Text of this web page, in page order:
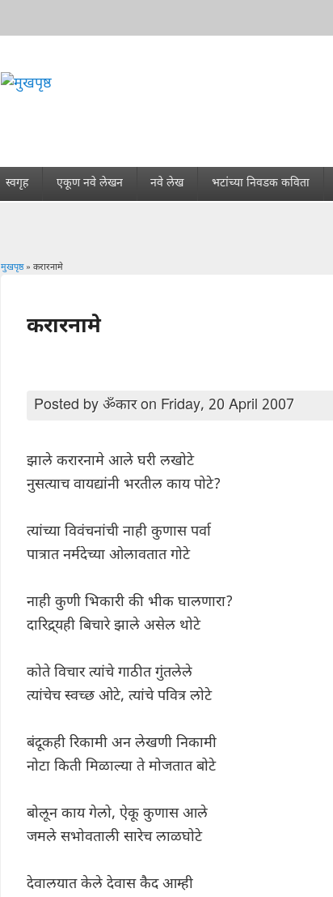
स्वगृह एकूण नवे लेखन नवे लेख भटांच्या निवडक कविता
मुखपृष्ठ» करारनामे
करारनामे
Posted by ॐकारon Friday, 20 April 2007
झाले करारनामे आले घरी लखोटे
नुसत्याच वायद्यांनी भरतील काय पोटे?
त्यांच्या विवंचनांची नाही कुणास पर्वा
पात्रात नर्मदेच्या ओलावतात गोटे
नाही कुणी भिकारी की भीक घालणारा?
दारिद्र्यही बिचारे झाले असेल थोटे
कोते विचार त्यांचे गाठीत गुंतलेले
त्यांचेच स्वच्छ ओटे, त्यांचे पवित्र लोटे
बंदूकही रिकामी अन लेखणी निकामी
नोटा किती मिळाल्या ते मोजतात बोटे
बोलून काय गेलो, ऐकू कुणास आले
जमले सभोवताली सारेच लाळघोटे
देवालयात केले देवास कैद आम्ही